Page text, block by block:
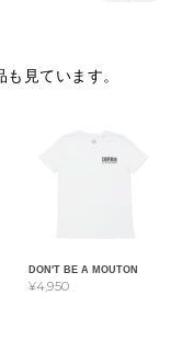
見ています。
DON'T BE A MOUTON
¥4,950